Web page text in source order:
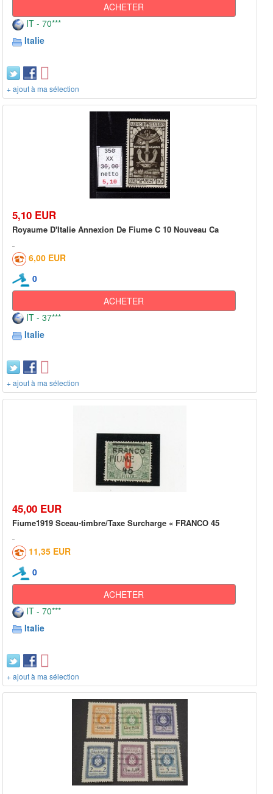
ACHETER
IT - 70***
Italie
+ ajout à ma sélection
5,10 EUR
Royaume D'Italie Annexion De Fiume C 10 Nouveau Ca
6,00 EUR
0
ACHETER
IT - 37***
Italie
+ ajout à ma sélection
45,00 EUR
Fiume1919 Sceau-timbre/Taxe Surcharge « FRANCO 45
11,35 EUR
0
ACHETER
IT - 70***
Italie
+ ajout à ma sélection